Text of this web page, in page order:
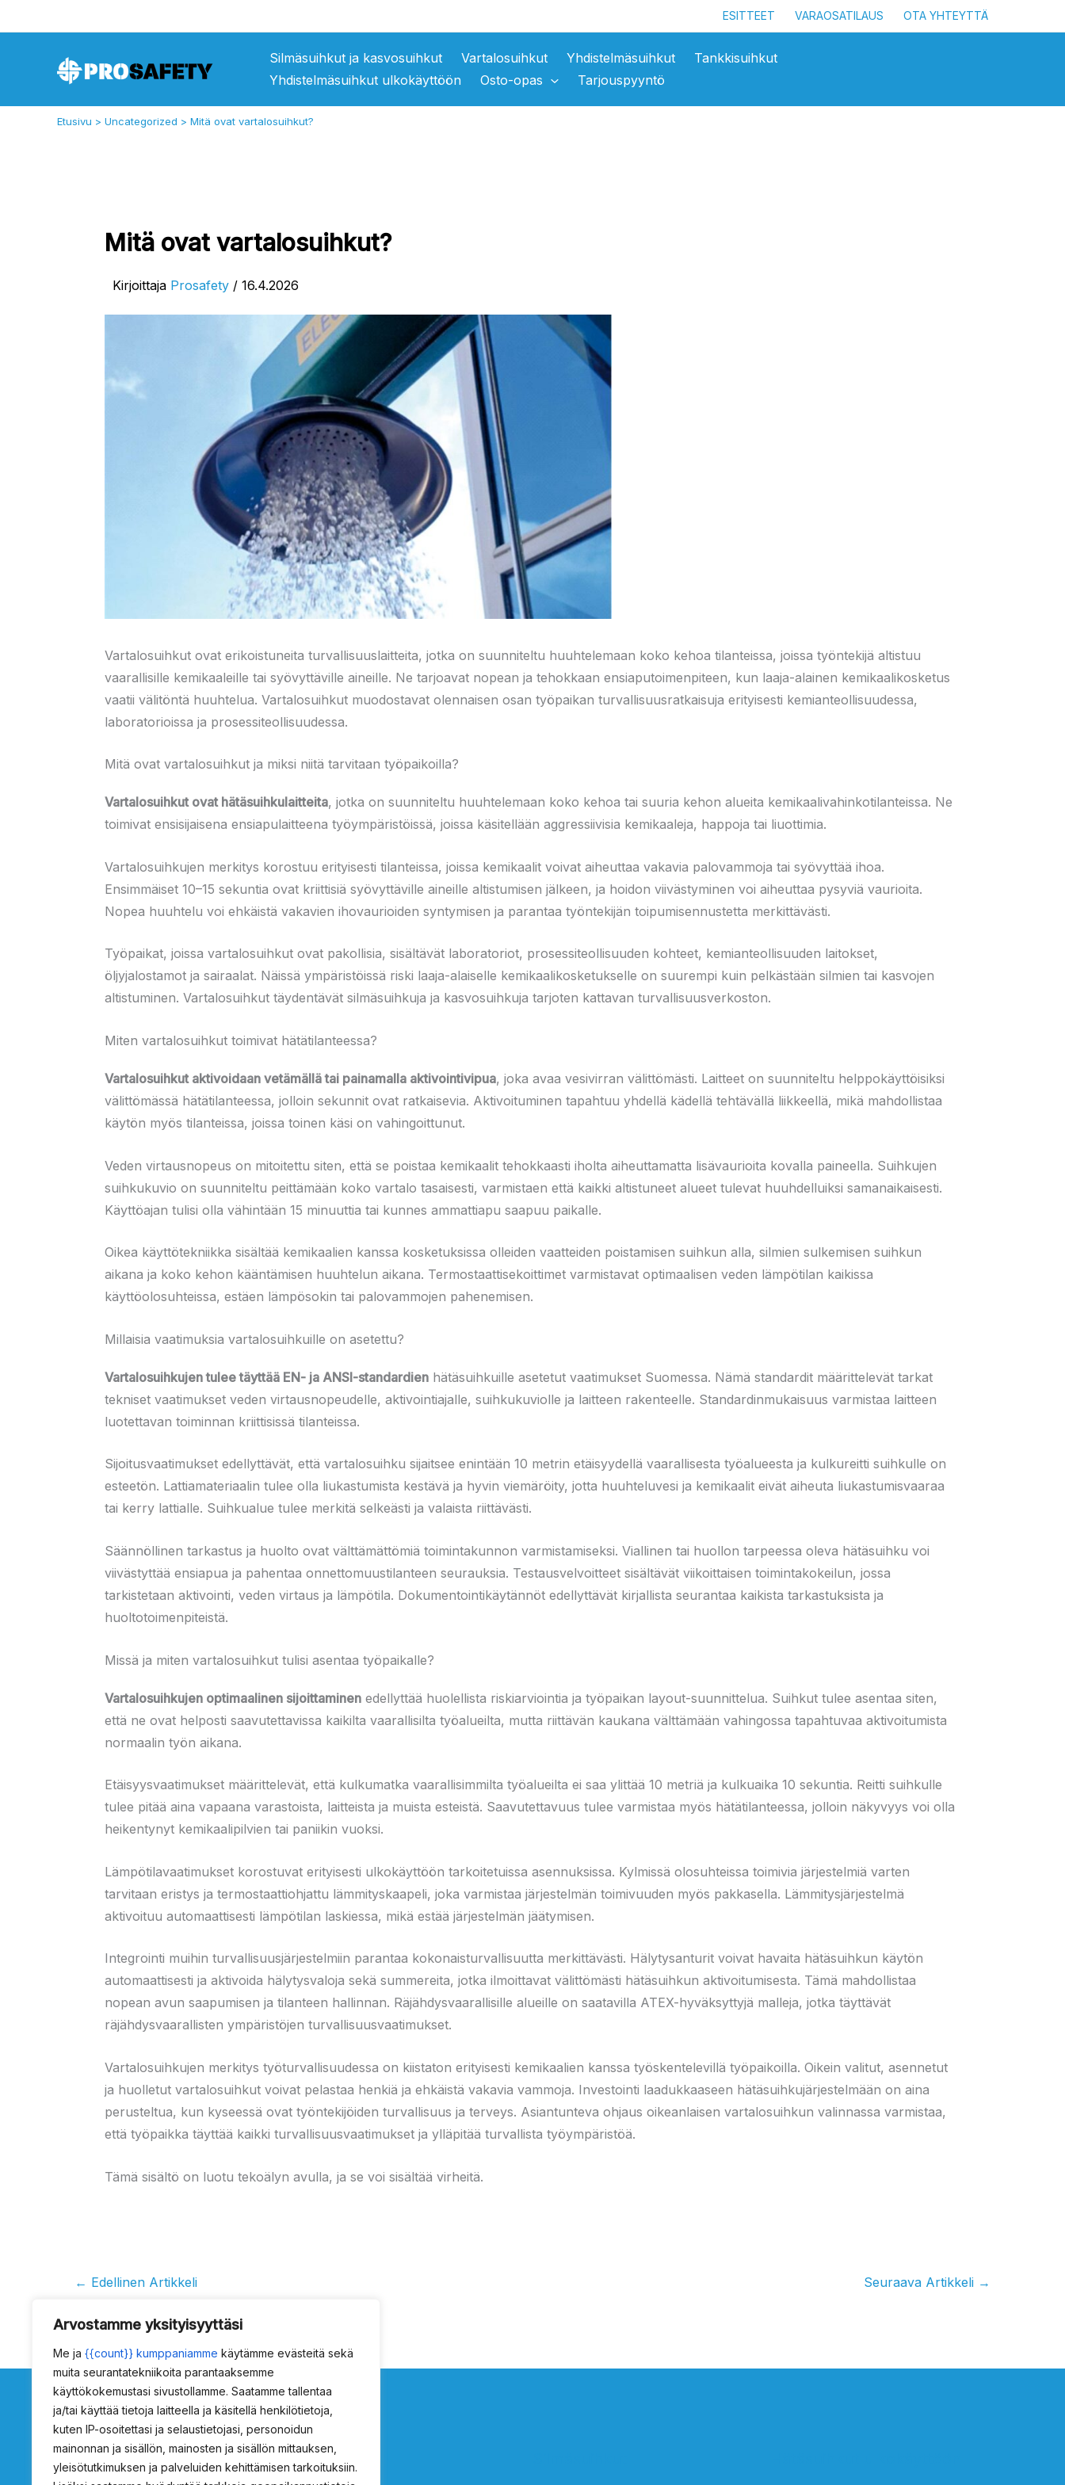
Arvostamme yksityisyyttäsi
Me ja {{count}} kumppaniamme käytämme evästeitä sekä
muita seurantatekniikoita parantaaksemme
käyttökokemustasi sivustollamme. Saatamme tallentaa
ja/tai käyttää tietoja laitteella ja käsitellä henkilötietoja,
kuten IP-osoitettasi ja selaustietojasi, personoidun
mainonnan ja sisällön, mainosten ja sisällön mittauksen,
yleisötutkimuksen ja palveluiden kehittämisen tarkoituksiin.
sisältöön
ESITTEET VARAOSATILAUS OTA YHTEYTTÄ
Silmäsuihkut ja kasvosuihkut Vartalosuihkut Yhdistelmäsuihkut
Tankkisuihkut
Yhdistelmäsuihkut ulkokäyttöön
Osto-opas Tarjouspyyntö
Etusivu Uncategorized Mitä ovat vartalosuihkut?
Mitä ovat vartalosuihkut?
Kirjoittaja Prosafety / 16.4.2026
Vartalosuihkut ovat erikoistuneita turvallisuuslaitteita, jotka on suunniteltu huuhtelemaan koko kehoa tilanteissa, joissa työntekijä altistuu
vaarallisille kemikaaleille tai syövyttäville aineille. Ne tarjoavat nopean ja tehokkaan ensiaputoimenpiteen, kun laaja-alainen kemikaalikosketus
vaatii välitöntä huuhtelua. Vartalosuihkut muodostavat olennaisen osan työpaikan turvallisuusratkaisuja erityisesti kemianteollisuudessa,
laboratorioissa ja prosessiteollisuudessa.
Mitä ovat vartalosuihkut ja miksi niitä tarvitaan työpaikoilla?
Vartalosuihkut ovat hätäsuihkulaitteita, jotka on suunniteltu huuhtelemaan koko kehoa tai suuria kehon alueita kemikaalivahinkotilanteissa. Ne
toimivat ensisijaisena ensiapulaitteena työympäristöissä, joissa käsitellään aggressiivisia kemikaaleja, happoja tai liuottimia.
Vartalosuihkujen merkitys korostuu erityisesti tilanteissa, joissa kemikaalit voivat aiheuttaa vakavia palovammoja tai syövyttää ihoa.
Ensimmäiset 10–15 sekuntia ovat kriittisiä syövyttäville aineille altistumisen jälkeen, ja hoidon viivästyminen voi aiheuttaa pysyviä vaurioita.
Nopea huuhtelu voi ehkäistä vakavien ihovaurioiden syntymisen ja parantaa työntekijän toipumisennustetta merkittävästi.
Työpaikat, joissa vartalosuihkut ovat pakollisia, sisältävät laboratoriot, prosessiteollisuuden kohteet, kemianteollisuuden laitokset,
öljyjalostamot ja sairaalat. Näissä ympäristöissä riski laaja-alaiselle kemikaalikosketukselle on suurempi kuin pelkästään silmien tai kasvojen
altistuminen. Vartalosuihkut täydentävät silmäsuihkuja ja kasvosuihkuja tarjoten kattavan turvallisuusverkoston.
Miten vartalosuihkut toimivat hätätilanteessa?
Vartalosuihkut aktivoidaan vetämällä tai painamalla aktivointivipua, joka avaa vesivirran välittömästi. Laitteet on suunniteltu helppokäyttöisiksi
välittömässä hätätilanteessa, jolloin sekunnit ovat ratkaisevia. Aktivoituminen tapahtuu yhdellä kädellä tehtävällä liikkeellä, mikä mahdollistaa
käytön myös tilanteissa, joissa toinen käsi on vahingoittunut.
Veden virtausnopeus on mitoitettu siten, että se poistaa kemikaalit tehokkaasti iholta aiheuttamatta lisävaurioita kovalla paineella. Suihkujen
suihkukuvio on suunniteltu peittämään koko vartalo tasaisesti, varmistaen että kaikki altistuneet alueet tulevat huuhdelluiksi samanaikaisesti.
Käyttöajan tulisi olla vähintään 15 minuuttia tai kunnes ammattiapu saapuu paikalle.
Oikea käyttötekniikka sisältää kemikaalien kanssa kosketuksissa olleiden vaatteiden poistamisen suihkun alla, silmien sulkemisen suihkun
aikana ja koko kehon kääntämisen huuhtelun aikana. Termostaattisekoittimet varmistavat optimaalisen veden lämpötilan kaikissa
käyttöolosuhteissa, estäen lämpösokin tai palovammojen pahenemisen.
Millaisia vaatimuksia vartalosuihkuille on asetettu?
Vartalosuihkujen tulee täyttää EN- ja ANSI-standardien hätäsuihkuille asetetut vaatimukset Suomessa. Nämä standardit määrittelevät tarkat
tekniset vaatimukset veden virtausnopeudelle, aktivointiajalle, suihkukuviolle ja laitteen rakenteelle. Standardinmukaisuus varmistaa laitteen
luotettavan toiminnan kriittisissä tilanteissa.
Sijoitusvaatimukset edellyttävät, että vartalosuihku sijaitsee enintään 10 metrin etäisyydellä vaarallisesta työalueesta ja kulkureitti suihkulle on
esteetön. Lattiamateriaalin tulee olla liukastumista kestävä ja hyvin viemäröity, jotta huuhteluvesi ja kemikaalit eivät aiheuta liukastumisvaaraa
tai kerry lattialle. Suihkualue tulee merkitä selkeästi ja valaista riittävästi.
Säännöllinen tarkastus ja huolto ovat välttämättömiä toimintakunnon varmistamiseksi. Viallinen tai huollon tarpeessa oleva hätäsuihku voi
viivästyttää ensiapua ja pahentaa onnettomuustilanteen seurauksia. Testausvelvoitteet sisältävät viikoittaisen toimintakokeilun, jossa
tarkistetaan aktivointi, veden virtaus ja lämpötila. Dokumentointikäytännöt edellyttävät kirjallista seurantaa kaikista tarkastuksista ja
huoltotoimenpiteistä.
Missä ja miten vartalosuihkut tulisi asentaa työpaikalle?
Vartalosuihkujen optimaalinen sijoittaminen edellyttää huolellista riskiarviointia ja työpaikan layout-suunnittelua. Suihkut tulee asentaa siten,
että ne ovat helposti saavutettavissa kaikilta vaarallisilta työalueilta, mutta riittävän kaukana välttämään vahingossa tapahtuvaa aktivoitumista
normaalin työn aikana.
Etäisyysvaatimukset määrittelevät, että kulkumatka vaarallisimmilta työalueilta ei saa ylittää 10 metriä ja kulkuaika 10 sekuntia. Reitti suihkulle
tulee pitää aina vapaana varastoista, laitteista ja muista esteistä. Saavutettavuus tulee varmistaa myös hätätilanteessa, jolloin näkyvyys voi olla
heikentynyt kemikaalipilvien tai paniikin vuoksi.
Lämpötilavaatimukset korostuvat erityisesti ulkokäyttöön tarkoitetuissa asennuksissa. Kylmissä olosuhteissa toimivia järjestelmiä varten
tarvitaan eristys ja termostaattiohjattu lämmityskaapeli, joka varmistaa järjestelmän toimivuuden myös pakkasella. Lämmitysjärjestelmä
aktivoituu automaattisesti lämpötilan laskiessa, mikä estää järjestelmän jäätymisen.
Integrointi muihin turvallisuusjärjestelmiin parantaa kokonaisturvallisuutta merkittävästi. Hälytysanturit voivat havaita hätäsuihkun käytön
automaattisesti ja aktivoida hälytysvaloja sekä summereita, jotka ilmoittavat välittömästi hätäsuihkun aktivoitumisesta. Tämä mahdollistaa
nopean avun saapumisen ja tilanteen hallinnan. Räjähdysvaarallisille alueille on saatavilla ATEX-hyväksyttyjä malleja, jotka täyttävät
räjähdysvaarallisten ympäristöjen turvallisuusvaatimukset.
Vartalosuihkujen merkitys työturvallisuudessa on kiistaton erityisesti kemikaalien kanssa työskentelevillä työpaikoilla. Oikein valitut, asennetut
ja huolletut vartalosuihkut voivat pelastaa henkiä ja ehkäistä vakavia vammoja. Investointi laadukkaaseen hätäsuihkujärjestelmään on aina
perusteltua, kun kyseessä ovat työntekijöiden turvallisuus ja terveys. Asiantunteva ohjaus oikeanlaisen vartalosuihkun valinnassa varmistaa,
että työpaikka täyttää kaikki turvallisuusvaatimukset ja ylläpitää turvallista työympäristöä.
Tämä sisältö on luotu tekoälyn avulla, ja se voi sisältää virheitä.
← Edellinen Artikkeli Seuraava Artikkeli →
ProSafety Tietoja